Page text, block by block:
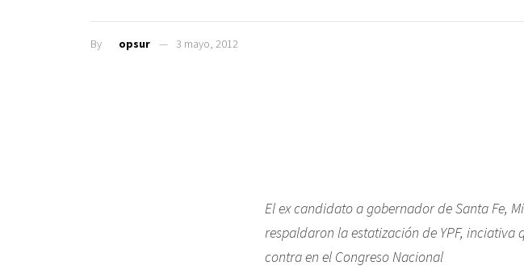
By opsur 3 mayo, 2012
El ex candidato a gobernador de Santa Fe,
respaldaron la estatización de YPF,
contra en el Congreso Nacional